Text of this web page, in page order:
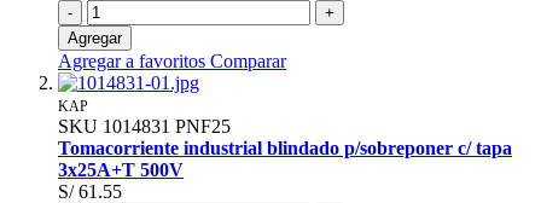
-
+
Agregar
Agregar a favoritos Comparar
KAP
SKU 1014831 PNF25
Tomacorriente industrial blindado p/sobreponer c/ tapa
3x25A+T 500V
S/ 61.55